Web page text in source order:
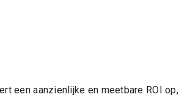
een aanzienlijke en meetbare ROI op,